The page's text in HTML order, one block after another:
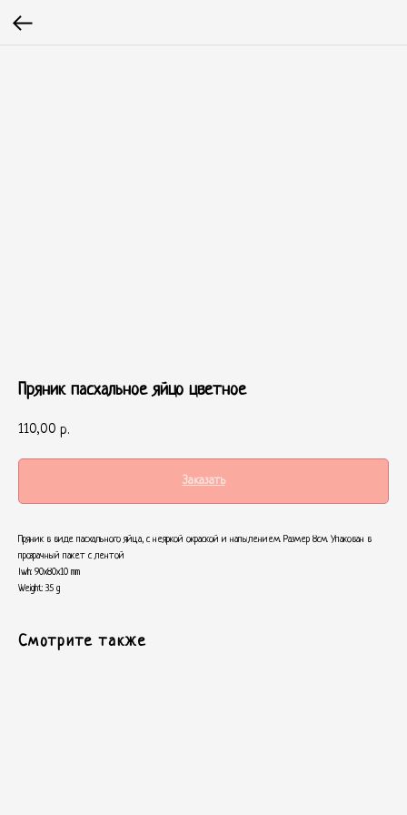
Пряник пасхальное яйцо цветное
110,00 р.
Заказать
Пряник в виде пасхального яйца, с неяркой окраской и напылением. Размер 8см. Упакован в
прозрачный пакет с лентой
lwh: 90x80x10 mm
Weight: 35 g
Смотрите также